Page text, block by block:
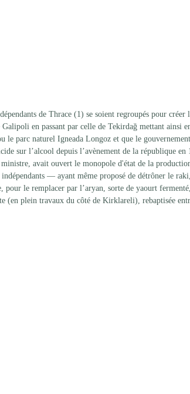
de Thrace (1) se soient regroupés pour
en passant par celle de Tekirdağ mettant ainsi
le parc naturel Igneada Longoz et que le
sur l’alcool depuis l’avènement de la république en
avait ouvert le monopole d'état de la
indépendants — ayant même proposé de détrôner le
le remplacer par l’aryan, sorte de yaourt
(en plein travaux du côté de Kirklareli), rebaptisée